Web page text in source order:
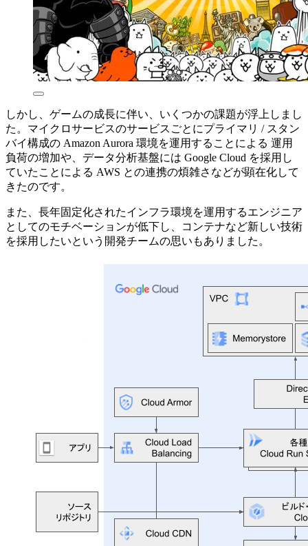
しかし、ゲームの成長に伴い、いくつかの課題が浮上しまし
た。マイクロサービスのサービスごとにプライマリ / スタン
バイ構成の Amazon Aurora 環境を運用することによる 運用
負荷の増加や、データ分析基盤には Google Cloud を採用し
ていたことによる AWS との連携の煩雑さなどが顕在化して
きたのです。
また、長年固定化されたインフラ環境を運用するエンジニア
としてのモチベーションが低下し、コンテナなど新しい技術
を採用したいという開発チームの思いもありました。